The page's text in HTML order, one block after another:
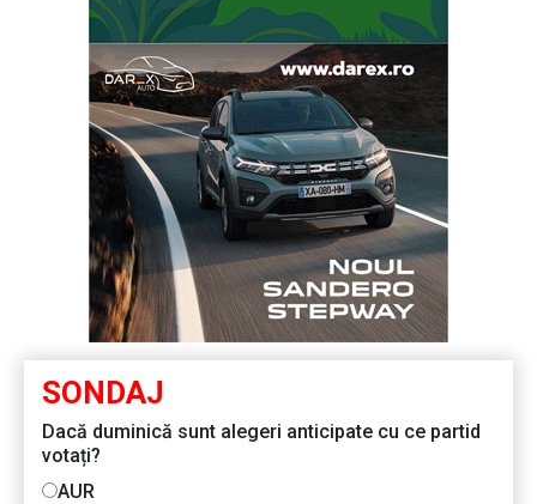
SONDAJ
Dacă duminică sunt alegeri anticipate cu ce partid
votați?
AUR